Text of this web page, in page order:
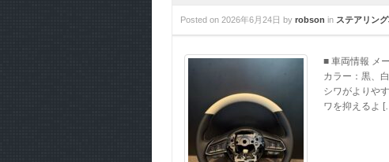
Posted on 2026年6月24日 by robson in ステアリン
■ 車両情報 メ
カラー：黒、
シワがよりや
ワを抑えるよ